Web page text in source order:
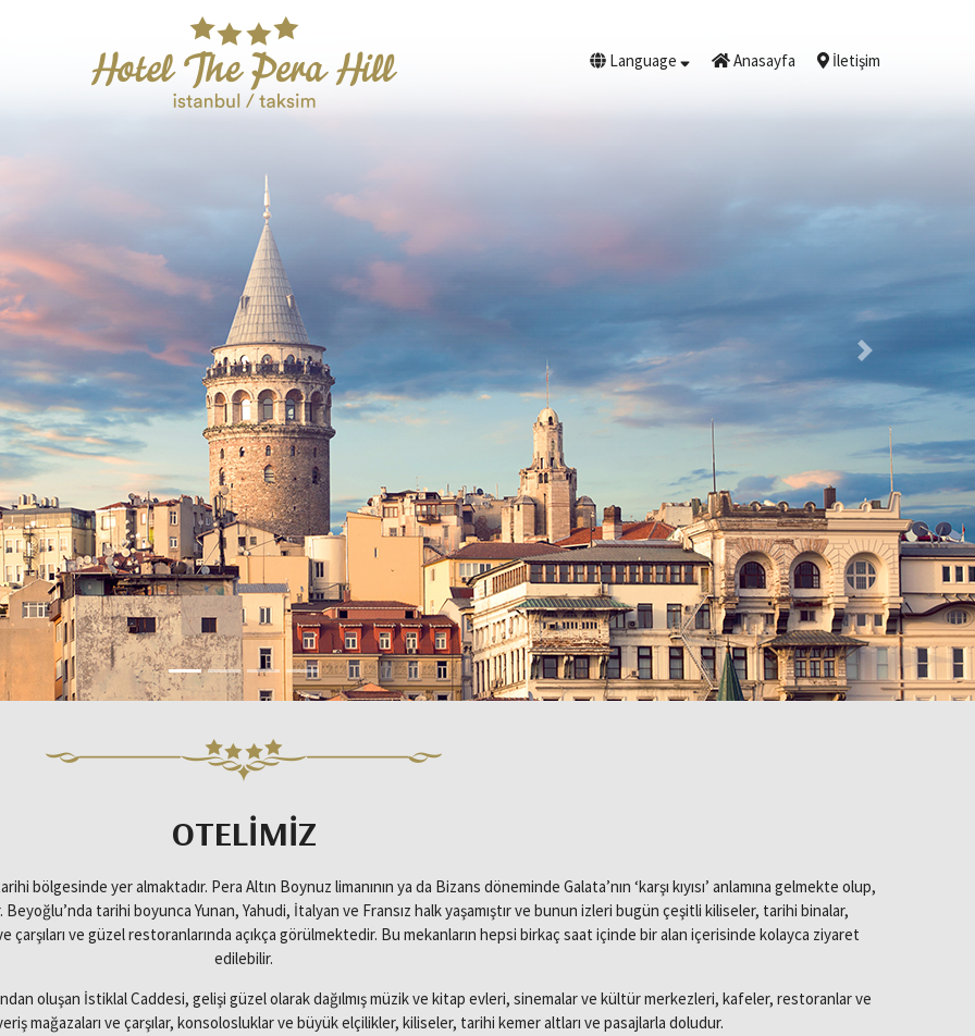
Language Anasayfa İletişim
Next
OTELIMIZ
bölgesinde yer almaktadır. Pera Altın Boynuz limanının ya da Bizans döneminde Galata’nın ‘karşı kıyısı’ anlamına gelmekte olup,
Beyoğlu’nda tarihi boyunca Yunan, Yahudi, İtalyan ve Fransız halk yaşamıştır ve bunun izleri bugün çeşitli kiliseler, tarihi binalar,
çarşıları ve güzel restoranlarında açıkça görülmektedir. Bu mekanların hepsi birkaç saat içinde bir alan içerisinde kolayca ziyaret
edilebilir.
oluşan İstiklal Caddesi, gelişi güzel olarak dağılmış müzik ve kitap evleri, sinemalar ve kültür merkezleri, kafeler, restoranlar ve
mağazaları ve çarşılar, konsolosluklar ve büyük elçilikler, kiliseler, tarihi kemer altları ve pasajlarla doludur.